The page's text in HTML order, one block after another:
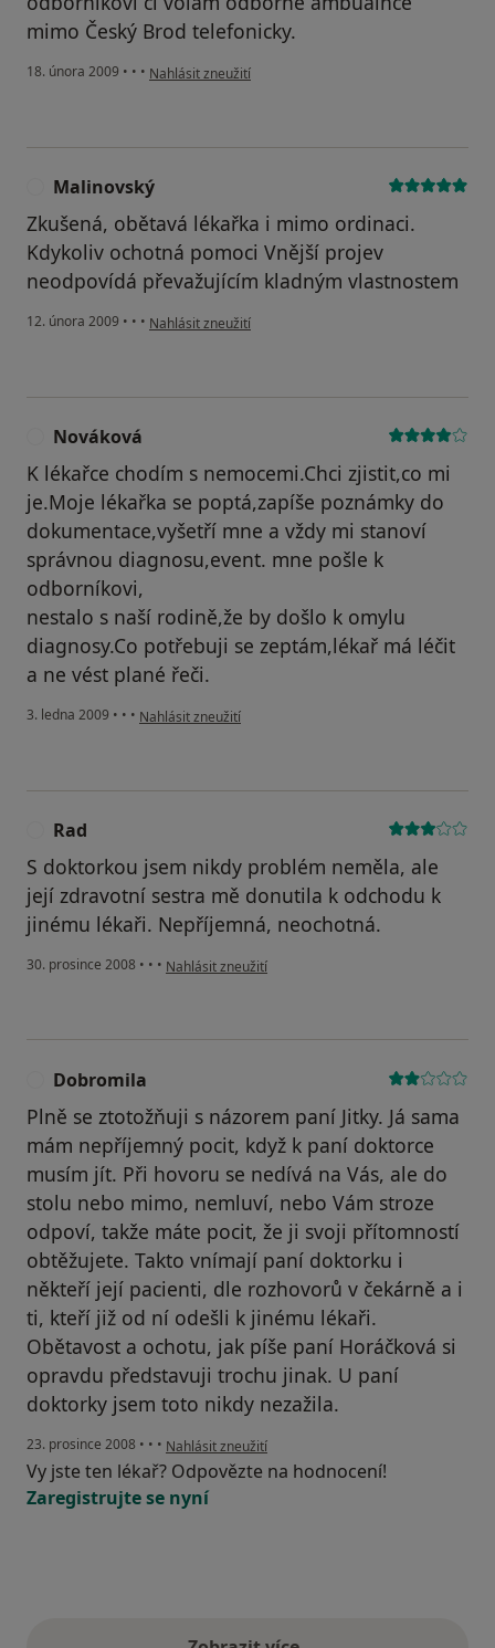
mimo Český Brod telefonicky.
18. února 2009 • • • podle názoru uživatele Kopecká
Nahlásit zneužití
Malinovský
Zkušená, obětavá lékařka i mimo ordinaci.
Kdykoliv ochotná pomoci Vnější projev
neodpovídá převažujícím kladným vlastnostem
12. února 2009 • • • podle názoru uživatele Malinovský
Nahlásit zneužití
Nováková
K lékařce chodím s nemocemi.Chci zjistit,co mi
je.Moje lékařka se poptá,zapíše poznámky do
dokumentace,vyšetří mne a vždy mi stanoví
správnou diagnosu,event. mne pošle k
odborníkovi,
nestalo s naší rodině,že by došlo k omylu
diagnosy.Co potřebuji se zeptám,lékař má léčit
a ne vést plané řeči.
3. ledna 2009 • • • podle názoru uživatele Nováková
Nahlásit zneužití
Rad
S doktorkou jsem nikdy problém neměla, ale
její zdravotní sestra mě donutila k odchodu k
jinému lékaři. Nepříjemná, neochotná.
30. prosince 2008 • • • podle názoru uživatele Rad
Nahlásit zneužití
Dobromila
Plně se ztotožňuji s názorem paní Jitky. Já sama
mám nepříjemný pocit, když k paní doktorce
musím jít. Při hovoru se nedívá na Vás, ale do
stolu nebo mimo, nemluví, nebo Vám stroze
odpoví, takže máte pocit, že ji svoji přítomností
obtěžujete. Takto vnímají paní doktorku i
někteří její pacienti, dle rozhovorů v čekárně a i
ti, kteří již od ní odešli k jinému lékaři.
Obětavost a ochotu, jak píše paní Horáčková si
opravdu představuji trochu jinak. U paní
doktorky jsem toto nikdy nezažila.
23. prosince 2008 • • • podle názoru uživatele Dobromila
Nahlásit zneužití
Vy jste ten lékař? Odpovězte na hodnocení!
Zaregistrujte se nyní